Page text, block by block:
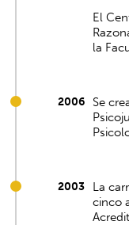
El
la
2006
Se
2003
La
cinco